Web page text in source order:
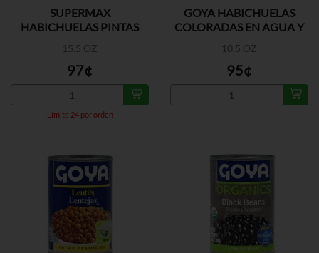
SUPERMAX
HABICHUELAS PINTAS
15.5 OZ
Límite 24 por orden
97¢
GOYA HABICHUELAS
COLORADAS EN AGUA Y
10.5 OZ
95¢